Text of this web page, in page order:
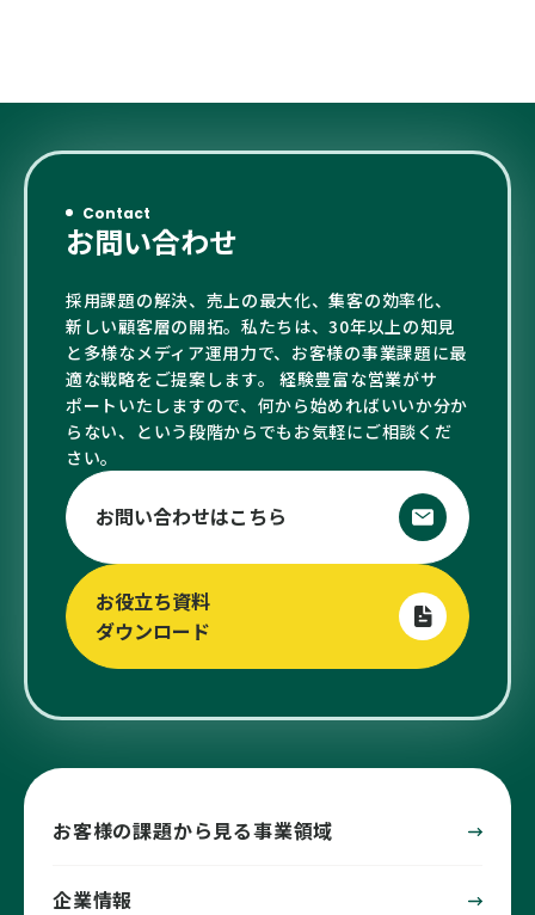
お問い合わせ
Contact
採用課題の解決、売上の最大化、集客の効率化、
新しい顧客層の開拓。私たちは、30年以上の知見
と多様なメディア運用力で、お客様の事業課題に最
適な戦略をご提案します。 経験豊富な営業がサ
ポートいたしますので、何から始めればいいか分か
らない、という段階からでもお気軽にご相談くだ
さい。
お問い合わせはこちら
お役立ち資料
ダウンロード
お客様の課題から見る事業領域
企業情報